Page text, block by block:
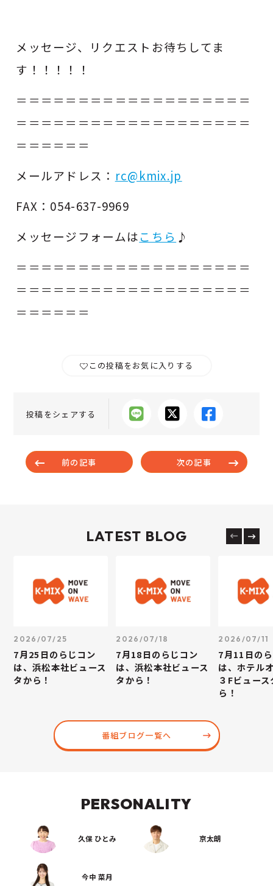
メッセージ、リクエストお待ちしてま
す！！！！！
＝＝＝＝＝＝＝＝＝＝＝＝＝＝＝＝＝＝＝
＝＝＝＝＝＝＝＝＝＝＝＝＝＝＝＝＝＝＝
＝＝＝＝＝＝
メールアドレス： rc@kmix.jp
FAX：054-637-9969
メッセージフォームはこちら ♪
＝＝＝＝＝＝＝＝＝＝＝＝＝＝＝＝＝＝＝
＝＝＝＝＝＝＝＝＝＝＝＝＝＝＝＝＝＝＝
＝＝＝＝＝＝
この投稿をお気に入りする
投稿をシェアする
前の記事 次の記事
LATEST BLOG
2026/07/25
7月25日のらじコン
は、浜松本社ビュース
タから！
2026/07/18
7月18日のらじコン
は、浜松本社ビュース
タから！
2026/07/11
7月11日の
は、ホテル
３Fビュー
ら！
番組ブログ一覧へ
PERSONALITY
久保 ひとみ 京太朗
今中 菜月